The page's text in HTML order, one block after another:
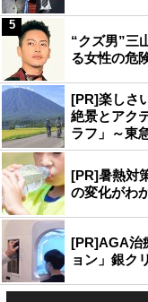
“クズ男”三
る女性の危
5
[PR]楽しさ
絶景とアク
ラフ」～東
[PR]暑熱対
の変化がわ
[PR]AGA治
ョン」銀ク